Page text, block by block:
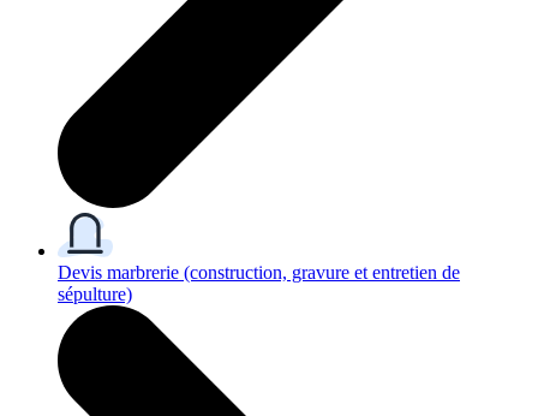
Devis marbrerie (construction, gravure et entretien de
sépulture)